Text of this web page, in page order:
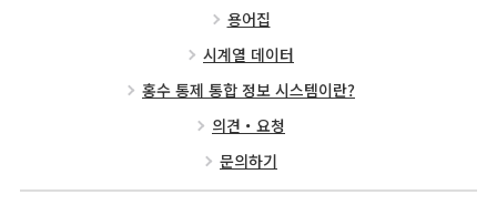
용어집
시계열 데이터
홍수 통제 통합 정보 시스템이란?
의견・요청
문의하기